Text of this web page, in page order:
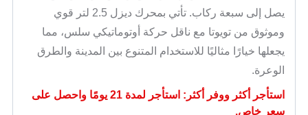
يصل إلى سبعة ركاب. تأتي بمحرك ديزل 2.5 لتر قوي
وموثوق من تويوتا مع ناقل حركة أوتوماتيكي سلس، مما
يجعلها خيارًا مثاليًا للاستخدام المتنوع بين المدينة والطرق
الوعرة.
استأجر أكثر ووفر أكثر: استأجر لمدة 21 يومًا واحصل على
سعر خاص.